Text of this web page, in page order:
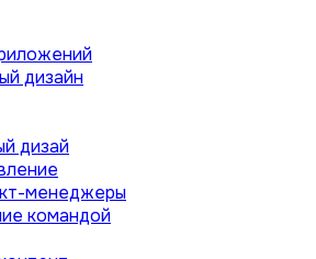
дизайн
дизай
менеджеры
командой